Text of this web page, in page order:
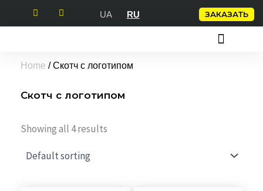
Перейти
к
UA RU ЗАКАЗАТЬ
Home / Скотч с логотипом
Скотч с логотипом
Showing all 4 results